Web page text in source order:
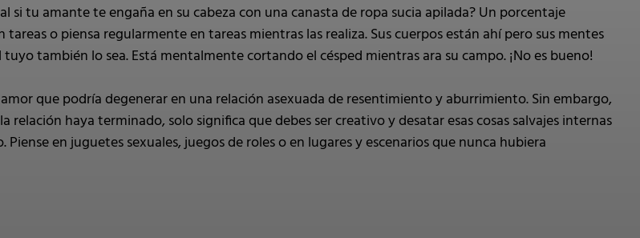
si tu amante te engaña en su cabeza con una canasta de ropa sucia apilada? Un porcentaje
o piensa regularmente en tareas mientras las realiza. Sus cuerpos están ahí pero sus mentes
también lo sea. Está mentalmente cortando el césped mientras ara su campo. ¡No es bueno!
que podría degenerar en una relación asexuada de resentimiento y aburrimiento. Sin embargo,
relación haya terminado, solo significa que debes ser creativo y desatar esas cosas salvajes internas
en juguetes sexuales, juegos de roles o en lugares y escenarios que nunca hubiera